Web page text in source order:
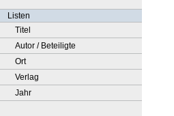
Listen
Titel
Autor / Beteiligte
Ort
Verlag
Jahr